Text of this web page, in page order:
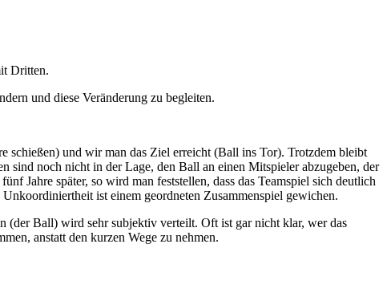
Dritten.
und diese Veränderung zu begleiten.
schießen) und wir man das Ziel erreicht (Ball ins Tor). Trotzdem bleibt
noch nicht in der Lage, den Ball an einen Mitspieler abzugeben, der
Jahre später, so wird man feststellen, dass das Teamspiel sich deutlich
ist einem geordneten Zusammenspiel gewichen.
(der Ball) wird sehr subjektiv verteilt. Oft ist gar nicht klar, wer das
anstatt den kurzen Wege zu nehmen.